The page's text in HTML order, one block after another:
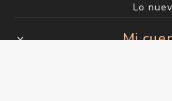
Lo
Mi